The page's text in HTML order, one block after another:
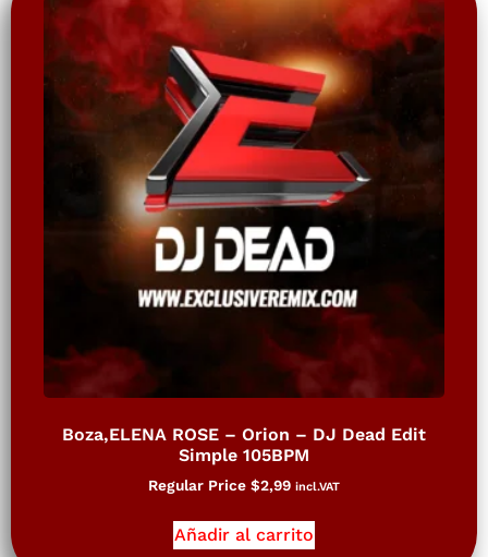
Boza,ELENA ROSE – Orion – DJ Dead Edit
Simple 105BPM
Regular Price $2,99 incl.VAT
Añadir al carrito